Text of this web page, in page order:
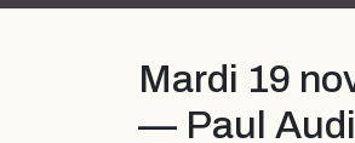
Mardi 19
— Paul Audi